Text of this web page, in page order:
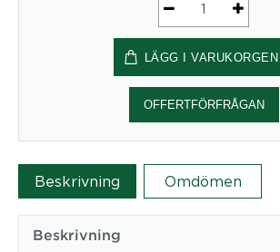
the
Grid
tak
cirkel
mängd
LÄGG I VARUKORGEN
OFFERTFÖRFRÅGAN
Beskrivning Omdömen
Beskrivning